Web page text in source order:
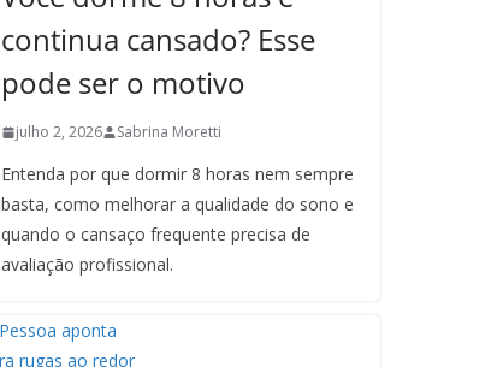
continua cansado? Esse
pode ser o motivo
julho 2, 2026 Sabrina Moretti
Entenda por que dormir 8 horas nem sempre
basta, como melhorar a qualidade do sono e
quando o cansaço frequente precisa de
avaliação profissional.